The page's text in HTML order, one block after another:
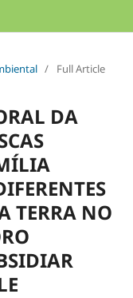
/ Full Article
DA
TERRA NO